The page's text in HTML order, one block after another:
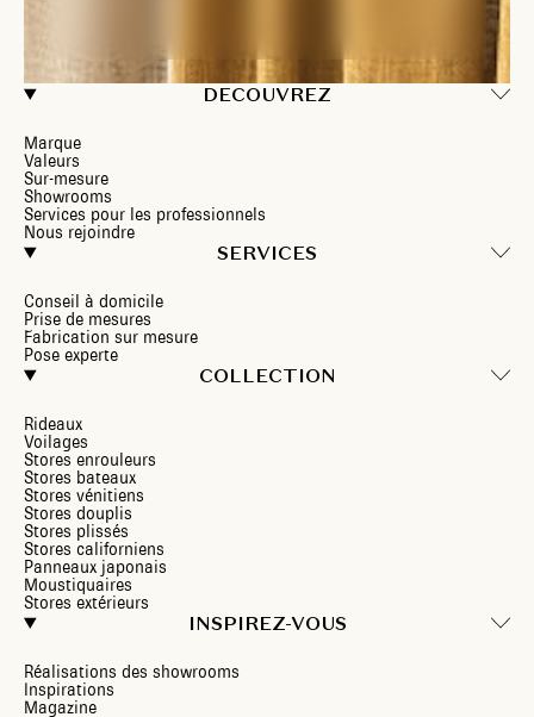
DECOUVREZ
Marque
Valeurs
Sur-mesure
Showrooms
Services pour les professionnels
Nous rejoindre
SERVICES
Conseil à domicile
Prise de mesures
Fabrication sur mesure
Pose experte
COLLECTION
Rideaux
Voilages
Stores enrouleurs
Stores bateaux
Stores vénitiens
Stores douplis
Stores plissés
Stores californiens
Panneaux japonais
Moustiquaires
Stores extérieurs
INSPIREZ-VOUS
Réalisations des showrooms
Inspirations
Magazine